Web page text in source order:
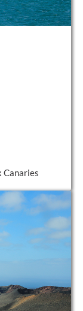
Canaries